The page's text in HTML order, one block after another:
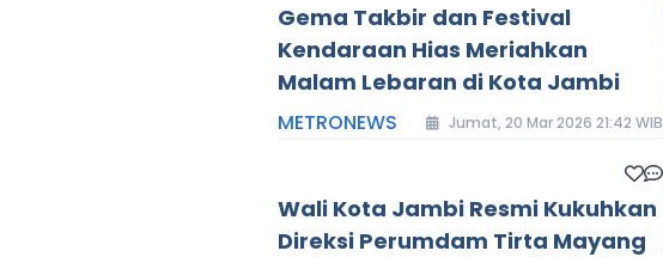
Gema Takbir dan Festival
Kendaraan Hias Meriahkan
Malam Lebaran di Kota Jambi
METRONEWS Jumat, 20 Mar 2026 21:42 WIB
Wali Kota Jambi Resmi Kukuhkan
Direksi Perumdam Tirta Mayang